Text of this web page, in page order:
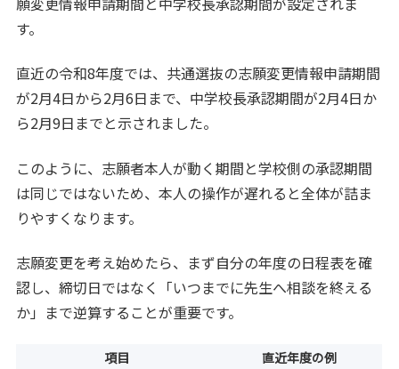
す。
直近の令和8年度では、共通選抜の志願変更情報申請期間
が2月4日から2月6日まで、中学校長承認期間が2月4日か
ら2月9日までと示されました。
このように、志願者本人が動く期間と学校側の承認期間
は同じではないため、本人の操作が遅れると全体が詰ま
りやすくなります。
志願変更を考え始めたら、まず自分の年度の日程表を確
認し、締切日ではなく「いつまでに先生へ相談を終える
か」まで逆算することが重要です。
項目 直近年度の例